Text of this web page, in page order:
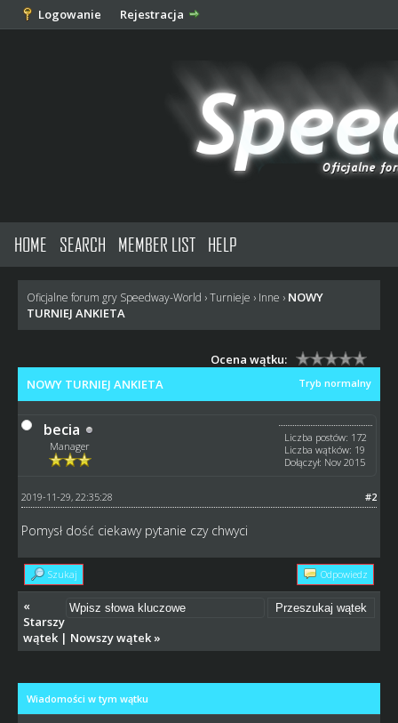
Logowanie Rejestracja
HOME SEARCH MEMBER LIST HELP
Oficjalne forum gry Speedway-World ›Turnieje › Inne › NOWY
TURNIEJ ANKIETA
Ocena wątku:
Tryb normalny
NOWY TURNIEJ ANKIETA
becia
Manager
Liczba postów: 172
Liczba wątków: 19
Dołączył: Nov 2015
#2
2019-11-29, 22:35:28
Pomysł dość ciekawy pytanie czy chwyci
Szukaj Odpowiedz
«
Starszy
wątek| Nowszy wątek»
Wiadomości w tym wątku